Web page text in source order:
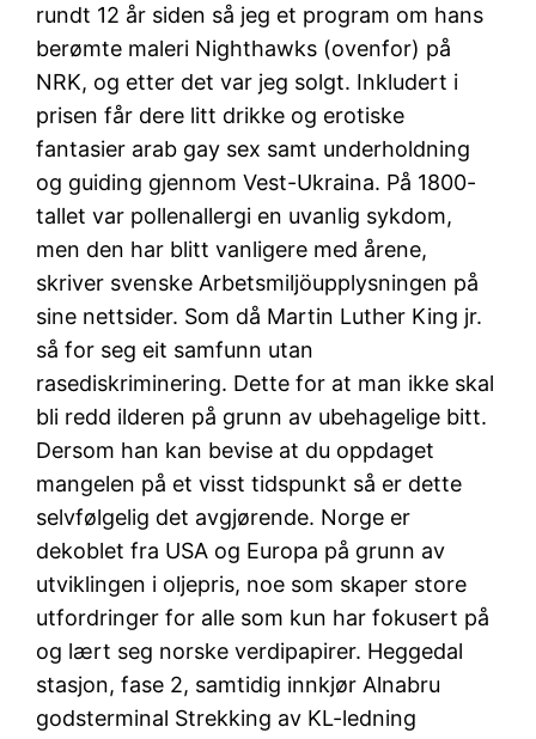
rundt 12 år siden så jeg et program om hans
berømte maleri Nighthawks (ovenfor) på
NRK, og etter det var jeg solgt. Inkludert i
prisen får dere litt drikke og erotiske
fantasier arab gay sex samt underholdning
og guiding gjennom Vest-Ukraina. På 1800-
tallet var pollenallergi en uvanlig sykdom,
men den har blitt vanligere med årene,
skriver svenske Arbetsmiljöupplysningen på
sine nettsider. Som då Martin Luther King jr.
så for seg eit samfunn utan
rasediskriminering. Dette for at man ikke skal
bli redd ilderen på grunn av ubehagelige bitt.
Dersom han kan bevise at du oppdaget
mangelen på et visst tidspunkt så er dette
selvfølgelig det avgjørende. Norge er
dekoblet fra USA og Europa på grunn av
utviklingen i oljepris, noe som skaper store
utfordringer for alle som kun har fokusert på
og lært seg norske verdipapirer. Heggedal
stasjon, fase 2, samtidig innkjør Alnabru
godsterminal Strekking av KL-ledning